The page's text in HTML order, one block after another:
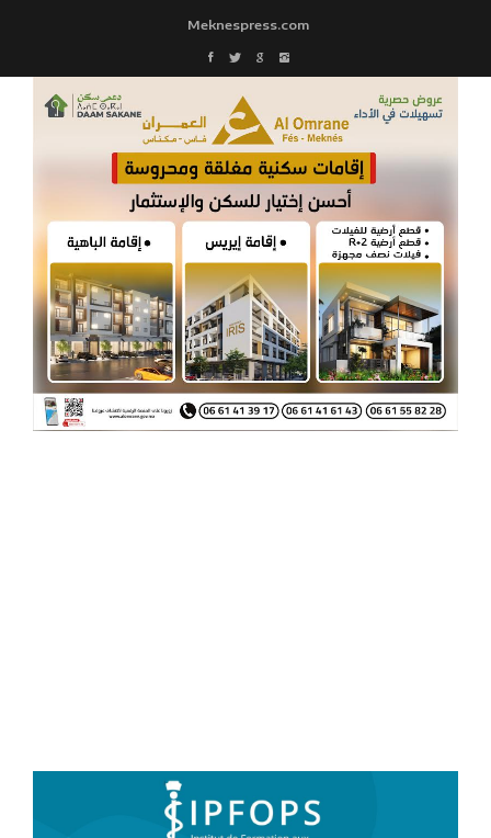
Meknespress.com